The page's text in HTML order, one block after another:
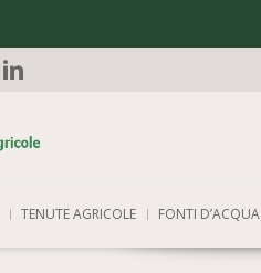
TENUTE AGRICOLE FONTI D’ACQUA